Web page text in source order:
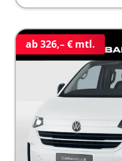
ab 326,– € mtl.